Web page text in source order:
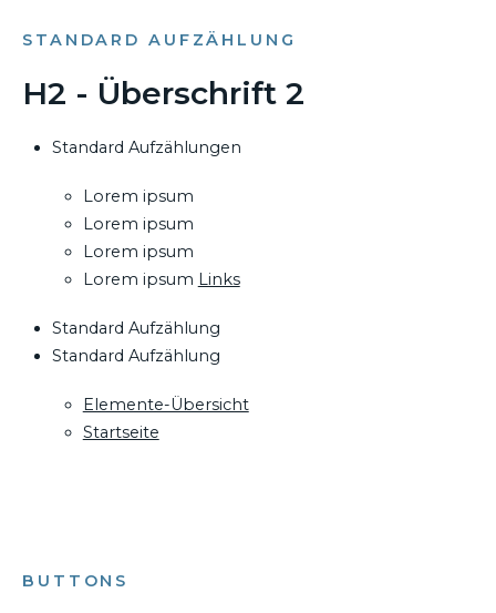
STANDARD AUFZÄHLUNG
H2 - Überschrift 2
Standard Aufzählungen
Lorem ipsum
Lorem ipsum
Lorem ipsum
Lorem ipsum Links
Standard Aufzählung
Standard Aufzählung
Elemente-Übersicht
Startseite
BUTTONS